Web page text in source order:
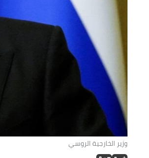
وزير الخارجية الروسي